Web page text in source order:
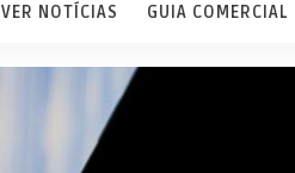
VER NOTÍCIAS GUIA COMERCIAL